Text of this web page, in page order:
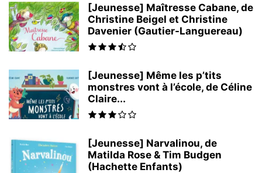
[Jeunesse] Maîtresse Cabane, de
Christine Beigel et Christine
Davenier (Gautier-Languereau)
[Jeunesse] Même les p’tits
monstres vont à l’école, de Céline
Claire...
[Jeunesse] Narvalinou, de
Matilda Rose & Tim Budgen
(Hachette Enfants)